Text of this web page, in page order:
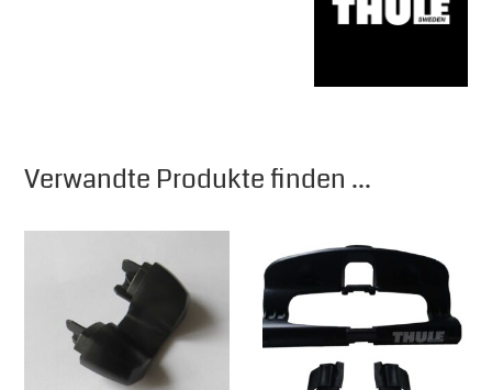
Verwandte Produkte finden ...